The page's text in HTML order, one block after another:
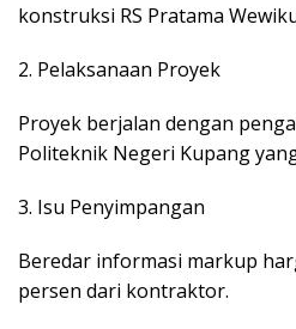
konstruksi RS Pratama
2. Pelaksanaan Proyek
Proyek berjalan dengan
Politeknik Negeri Kupang
3. Isu Penyimpangan
Beredar informasi markup
persen dari kontraktor.